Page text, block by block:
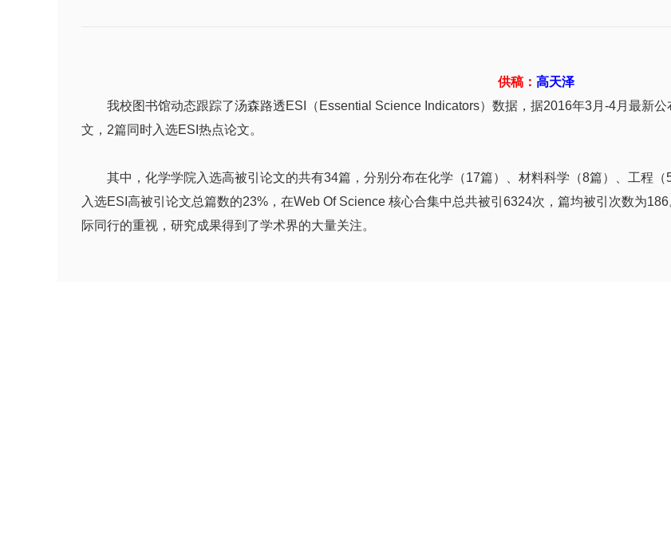
供稿： 高天泽
我校图书馆动态跟踪了汤森路透ESI（Essential Science Indicators）数据，据2016年3月-4月最新公
文，2篇同时入选ESI热点论文。
其中，化学学院入选高被引论文的共有34篇，分别分布在化学（17篇）、材料科学（8篇）、工程（
入选ESI高被引论文总篇数的23%，在Web Of Science 核心合集中总共被引6324次，篇均被引次数为
际同行的重视，研究成果得到了学术界的大量关注。